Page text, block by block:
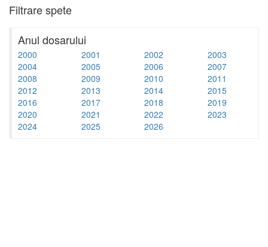
Filtrare spete
Anul dosarului
2000 2001 2002
2003
2004
2005 2006
2007
2008
2009 2010
2011
2012
2013 2014
2015
2016
2017 2018
2019
2020
2021 2022
2023
2024
2025 2026